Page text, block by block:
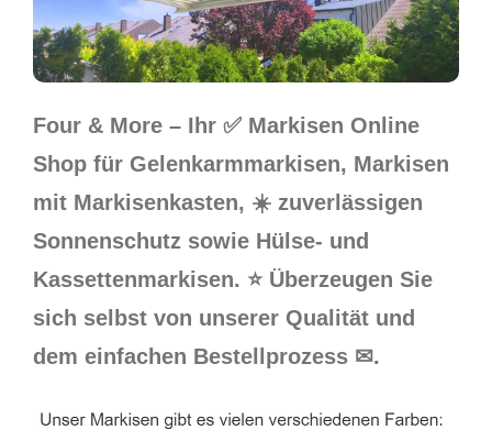
Four & More – Ihr ✅ Markisen Online
Shop für Gelenkarmmarkisen, Markisen
mit Markisenkasten, ☀️ zuverlässigen
Sonnenschutz sowie Hülse- und
Kassettenmarkisen. ⭐ Überzeugen Sie
sich selbst von unserer Qualität und
dem einfachen Bestellprozess ✉.